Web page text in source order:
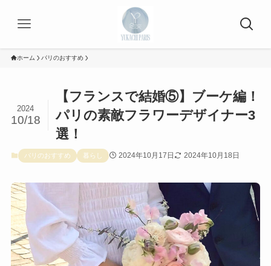
ホーム パリのおすすめ
【フランスで結婚⑤】ブーケ編！
パリの素敵フラワーデザイナー3
選！
2024
10/18
パリのおすすめ 暮らし 2024年10月17日 2024年10月18日